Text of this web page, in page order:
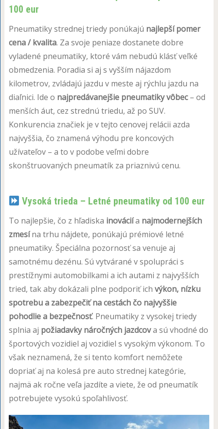
100 eur
Pneumatiky strednej triedy ponúkajú najlepší pomer
cena / kvalita. Za svoje peniaze dostanete dobre
vyladené pneumatiky, ktoré vám nebudú klásť veľké
obmedzenia. Poradia si aj s vyšším nájazdom
kilometrov, zvládajú jazdu v meste aj rýchlu jazdu na
diaľnici. Ide o najpredávanejšie pneumatiky vôbec– od
menších áut, cez strednú triedu, až po SUV.
Konkurencia značiek je v tejto cenovej relácii azda
najvyššia, čo znamená výhodu pre koncových
užívateľov – a to v podobe veľmi dobre
skonštruovaných pneumatík za priaznivú cenu.
Vysoká trieda – Letné pneumatiky od 100 eur
To najlepšie, čo z hľadiska inováciía najmodernejších
zmesína trhu nájdete, ponúkajú prémiové letné
pneumatiky. Špeciálna pozornosť sa venuje aj
samotnému dezénu. Sú vytvárané v spolupráci s
prestížnymi automobilkami a ich autami z najvyšších
tried, tak aby dokázali plne podporiť ich výkon, nízku
spotrebu a zabezpečiť na cestách čo najvyššie
pohodlie a bezpečnosť. Pneumatiky z vysokej triedy
splnia aj požiadavky náročných jazdcova sú vhodné do
športových vozidiel aj vozidiel s vysokým výkonom. To
však neznamená, že si tento komfort nemôžete
dopriať aj na kolesá pre auto strednej kategórie,
najmä ak ročne veľa jazdíte a viete, že od pneumatík
potrebujete vysokú spoľahlivosť.